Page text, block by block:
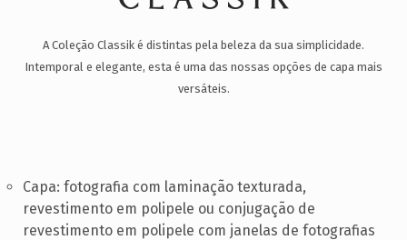
SUPORTE
CONTACTOS
A Coleção Classik é distintas pela beleza da sua simplicidade.
Intemporal e elegante, esta é uma das nossas opções de capa mais
versáteis.
Capa: fotografia com laminação texturada,
revestimento em polipele ou conjugação de
revestimento em polipele com janelas de fotografias